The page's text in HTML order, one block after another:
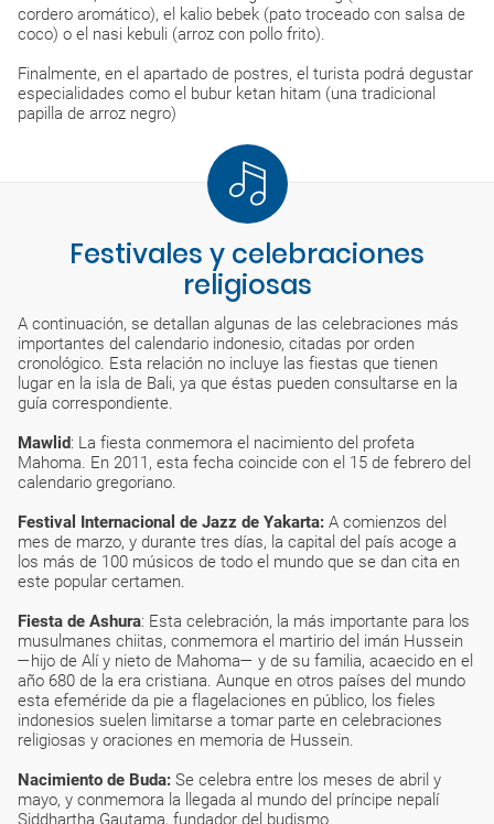
cordero aromático), el kalio bebek (pato troceado con salsa de
coco) o el nasi kebuli (arroz con pollo frito).
Finalmente, en el apartado de postres, el turista podrá degustar
especialidades como el bubur ketan hitam (una tradicional
papilla de arroz negro)
Festivales y celebraciones
religiosas
A continuación, se detallan algunas de las celebraciones más
importantes del calendario indonesio, citadas por orden
cronológico. Esta relación no incluye las fiestas que tienen
lugar en la isla de Bali, ya que éstas pueden consultarse en la
guía correspondiente.
Mawlid: La fiesta conmemora el nacimiento del profeta
Mahoma. En 2011, esta fecha coincide con el 15 de febrero del
calendario gregoriano.
Festival Internacional de Jazz de Yakarta: A comienzos del
mes de marzo, y durante tres días, la capital del país acoge a
los más de 100 músicos de todo el mundo que se dan cita en
este popular certamen.
Fiesta de Ashura: Esta celebración, la más importante para los
musulmanes chiitas, conmemora el martirio del imán Hussein
—hijo de Alí y nieto de Mahoma— y de su familia, acaecido en el
año 680 de la era cristiana. Aunque en otros países del mundo
esta efeméride da pie a flagelaciones en público, los fieles
indonesios suelen limitarse a tomar parte en celebraciones
religiosas y oraciones en memoria de Hussein.
Nacimiento de Buda: Se celebra entre los meses de abril y
mayo, y conmemora la llegada al mundo del príncipe nepalí
Siddhartha Gautama, fundador del budismo.